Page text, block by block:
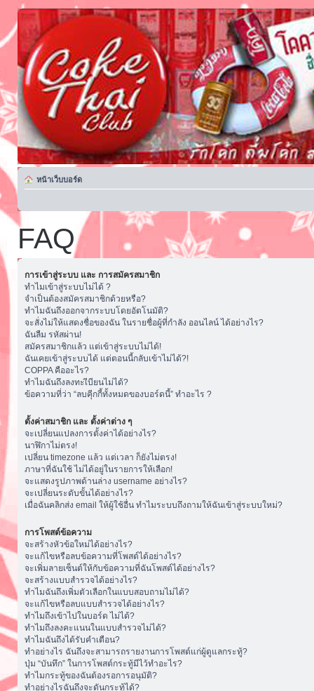
หน้าเว็บบอร์ด
FAQ
การเข้าสู่ระบบ และ การสมัครสมาชิก
ทำไมเข้าสู่ระบบไม่ได้ ?
จำเป็นต้องสมัครสมาชิกด้วยหรือ?
ทำไมฉันถึงออกจากระบบโดยอัตโนมัติ?
จะสั่งไม่ให้แสดงชื่อของฉัน ในรายชื่อผู้ที่กำลัง ออนไลน์ ได้อย่างไร?
ฉันลืม รหัสผ่าน!
สมัครสมาชิกแล้ว แต่เข้าสู่ระบบไม่ได้!
ฉันเคยเข้าสู่ระบบได้ แต่ตอนนี้กลับเข้าไม่ได้?!
COPPA คืออะไร?
ทำไมฉันถึงลงทะเีบียนไม่ได้?
ข้อความที่ว่า “ลบคุีกกี้ทั้งหมดของบอร์ดนี้” ทำอะไร ?
ตั้งค่าสมาชิก และ ตั้งค่าต่าง ๆ
จะเปลี่ยนแปลงการตั้งค่าได้อย่างไร?
นาฬิกาไม่ตรง!
เปลี่ยน timezone แล้ว แต่เวลา ก็ยังไม่ตรง!
ภาษาที่ฉันใช้ ไม่ได้อยู่ในรายการให้เลือก!
จะแสดงรูปภาพด้านล่าง username อย่างไร?
จะเปลี่ยนระดับขั้นได้อย่างไร?
เมื่อฉันคลิกส่ง email ให้ผู้ใช้อื่น ทำไมระบบถึงถามให้ฉันเข้าสู่ระบบใหม่?
การโพสต์ข้อความ
จะสร้างหัวข้อใหม่ได้อย่างไร?
จะแก้ไขหรือลบข้อความที่โพสต์ได้อย่างไร?
จะเพิ่มลายเซ็นต์ให้กับข้อความที่ฉันโพสต์ได้อย่างไร?
จะสร้างแบบสำรวจได้อย่างไร?
ทำไมฉันถึงเพิ่มตัวเลือกในแบบสอบถามไม่ได้?
จะแก้ไขหรือลบแบบสำรวจได้อย่างไร?
ทำไมถึงเข้าไปในบอร์ด ไม่ได้?
ทำไมถึงลงคะแนนในแบบสำรวจไม่ได้?
ทำไมฉันถึงได้รับคำเตือน?
ทำอย่างไร ฉันถึงจะสามารถรายงานการโพสต์แก่ผู้ดูแลกระทู้?
ปุ่ม “บันทึก” ในการโพสต์กระทู้มีไว้ทำอะไร?
ทำไมกระทู้ของฉันต้องรอการอนุมัติ?
ทำอย่างไรฉันถึงจะดันกระทู้ได้?